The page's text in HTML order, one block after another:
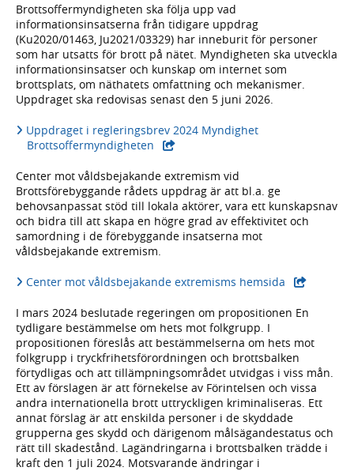
Brottsoffermyndigheten ska följa upp vad
informationsinsatserna från tidigare uppdrag
(Ku2020/01463, Ju2021/03329) har inneburit för personer
som har utsatts för brott på nätet. Myndigheten ska utveckla
informationsinsatser och kunskap om internet som
brottsplats, om näthatets omfattning och mekanismer.
Uppdraget ska redovisas senast den 5 juni 2026.
Uppdraget i regleringsbrev 2024 Myndighet
Brottsoffermyndigheten- extern webbplats,
Center mot våldsbejakande extremism vid
Brottsförebyggande rådets uppdrag är att bl.a. ge
behovsanpassat stöd till lokala aktörer, vara ett kunskapsnav
och bidra till att skapa en högre grad av effektivitet och
samordning i de förebyggande insatserna mot
våldsbejakande extremism.
Center mot våldsbejakande extremisms hemsida- extern
I mars 2024 beslutade regeringen om propositionen En
tydligare bestämmelse om hets mot folkgrupp. I
propositionen föreslås att bestämmelserna om hets mot
folkgrupp i tryckfrihetsförordningen och brottsbalken
förtydligas och att tillämpningsområdet utvidgas i viss mån.
Ett av förslagen är att förnekelse av Förintelsen och vissa
andra internationella brott uttryckligen kriminaliseras. Ett
annat förslag är att enskilda personer i de skyddade
grupperna ges skydd och därigenom målsägandestatus och
rätt till skadestånd. Lagändringarna i brottsbalken trädde i
kraft den 1 juli 2024. Motsvarande ändringar i